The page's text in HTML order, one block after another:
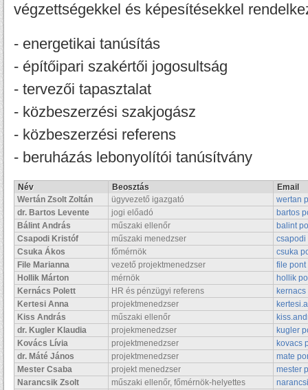
végzettségekkel és képesítésekkel
- energetikai tanúsítás
- építőipari szakértői jogosultság
- tervezői tapasztalat
- közbeszerzési szakjogász
- közbeszerzési referens
- beruházás lebonyolítói tanúsítvány
Név Beosztás
Email
Wertán Zsolt Zoltán
ügyvezető igazgató
wertan
dr. Bartos Levente jogi előadó
bartos
Bálint András
műszaki ellenőr
balint
Csapodi Kristóf
műszaki menedzser
csapodi
Csuka Ákos
főmérnök
csuka
File Marianna
vezető projektmenedzser
file pont
Hollik Márton
mérnök
hollik
Kernács Polett
HR és pénzügyi referens
Kertesi Anna
projektmenedzser
Kiss András
műszaki ellenőr
dr. Kugler Klaudia
projekmenedzser
kugler
Kovács Lívia
projektmenedzser
kovacs
dr. Máté János
projektmenedzser
mate
Mester Csaba
projekt menedzser
mester
Narancsik Zsolt
műszaki ellenőr, főmérnök-helyettes